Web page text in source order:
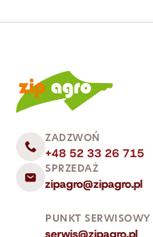
ZADZWOŃ
+48 52 33 26 715
SPRZEDAŻ
zipagro@zipagro.pl
PUNKT SERWISOWY
serwis@zipagro.pl